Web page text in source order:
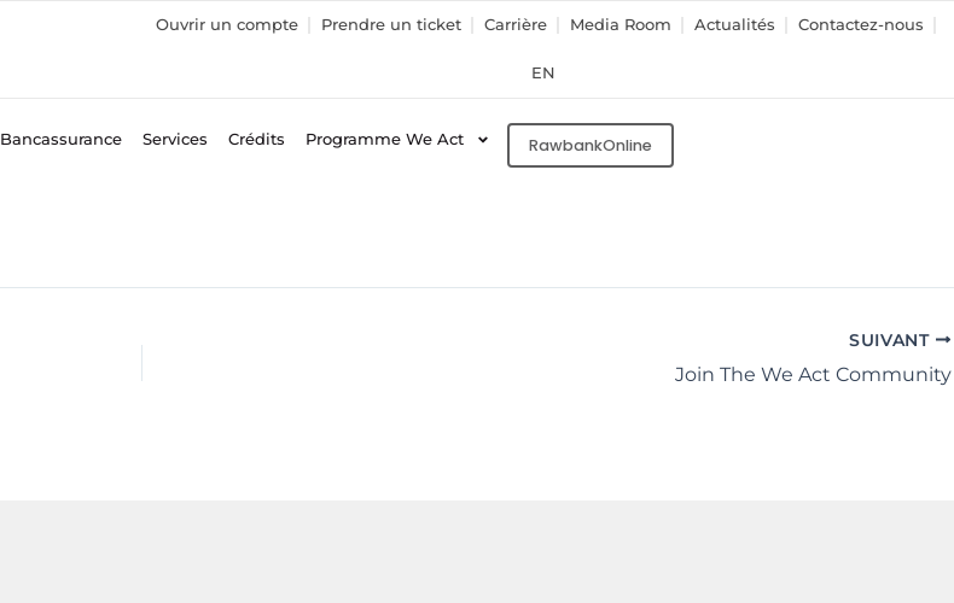
Ouvrir un compte Prendre un ticket Carrière Media Room Actualités Contactez-nous
EN
Bancassurance Services Crédits Programme We Act RawbankOnline
SUIVANT
Join The We Act Community